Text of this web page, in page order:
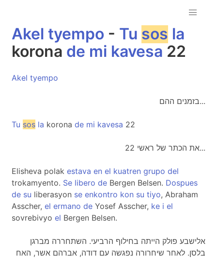
Akel tyempo - Tu sos la
korona de mi kavesa 22
Akel tyempo
בזמנים ההם...
Tu sos la korona de mi kavesa 22
את הכתר של ראשי 22...
Elisheva polak estava en el kuatren grupo del
trokamyento. Se libero de Bergen Belsen. Dospues
de su liberasyon se enkontro kon su tiyo, Abraham
Asscher, el ermano de Yosef Asscher, ke i el
sovrebivyo el Bergen Belsen.
אלישבע פולק הייתה בחילוף הרביעי. השתחררה מברגן
בלסן. לאחר שיחרורה נפגשה עם דודה, אברהם אשר, האח